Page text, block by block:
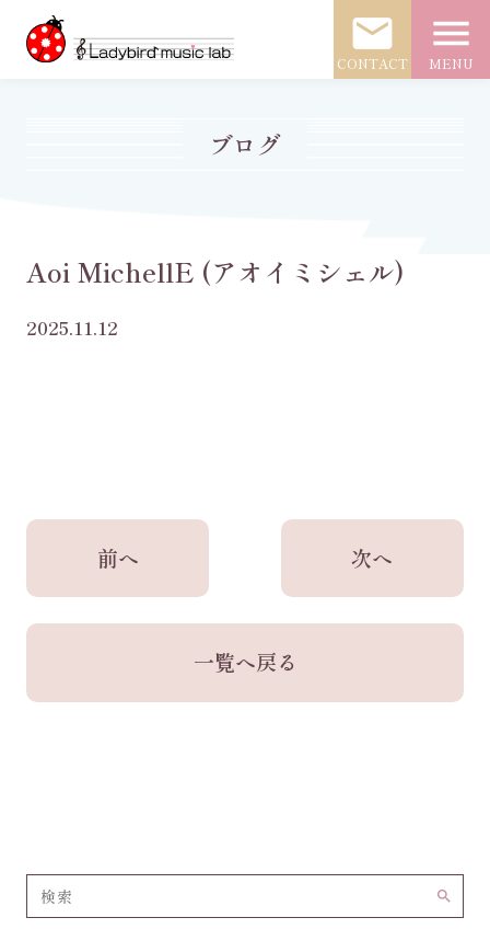
mail
CONTACT
menu
MENU
ブログ
Aoi MichellE (アオイミシェル)
2025.11.12
前へ
一覧へ戻る
次へ
search